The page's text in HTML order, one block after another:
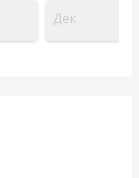
Дек